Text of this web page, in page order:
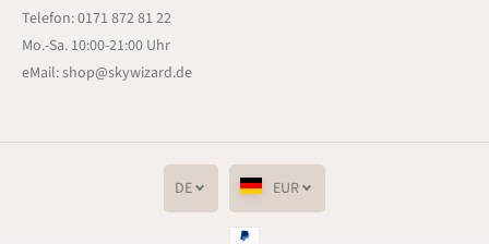
Telefon: 0171 872 81 22
Mo.-Sa. 10:00-21:00 Uhr
eMail: shop@skywizard.de
DE EUR